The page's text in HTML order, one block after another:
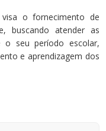
o fornecimento de
buscando atender as
o seu período escolar,
e aprendizagem dos